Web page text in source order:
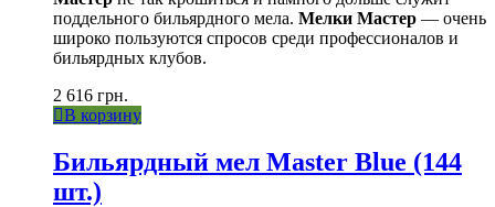
поддельного бильярдного мела. Мелки Мастер — очень
широко пользуются спросов среди профессионалов и
бильярдных клубов.
2 616 грн.
В корзину
Бильярдный мел Master Blue (144
шт.)